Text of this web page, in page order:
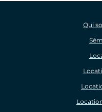
Qui